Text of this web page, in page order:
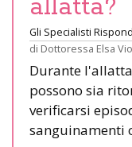
allatta?
Gli Specialisti
di Dottoressa Elsa
Durante
possono sia
verificarsi
sanguinamenti